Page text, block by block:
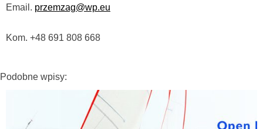
Email. przemzag@wp.eu
Kom. +48 691 808 668
Podobne wpisy: